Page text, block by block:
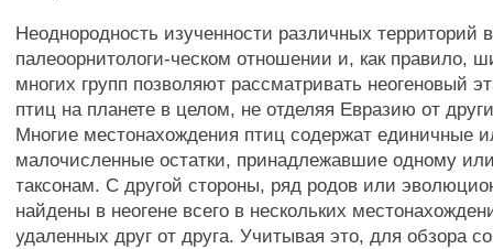
Неоднородность изученности различных территорий в
палеоорнитологи-ческом отношении и, как правило,
многих групп позволяют рассматривать неогеновый
птиц на планете в целом, не отделяя Евразию от
Многие местонахождения птиц содержат единичные
малочисленные остатки, принадлежавшие одному
таксонам. С другой стороны, ряд родов или
найдены в неогене всего в нескольких
удаленных друг от друга. Учитывая это, для обзора